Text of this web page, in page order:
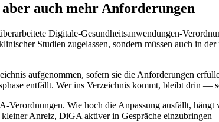
auch mehr Anforderungen
Digitale-Gesundheitsanwendungen-
Studien zugelassen, sondern müssen auch in
aufgenommen, sofern sie die Anforderungen
entfällt. Wer ins Verzeichnis kommt, bleibt drin —
Verordnungen. Wie hoch die Anpassung ausfällt,
Anreiz, DiGA aktiver in Gespräche